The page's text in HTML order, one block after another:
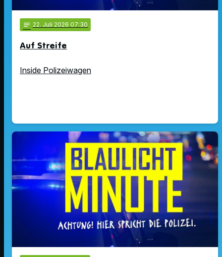
notes 22. Juli 2026 07:30
Auf Streife
Inside Polizeiwagen